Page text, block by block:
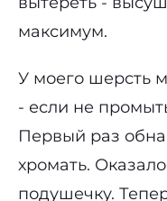
максимум.
У моего шерсть
- если не
Первый раз
хромать.
подушечку.